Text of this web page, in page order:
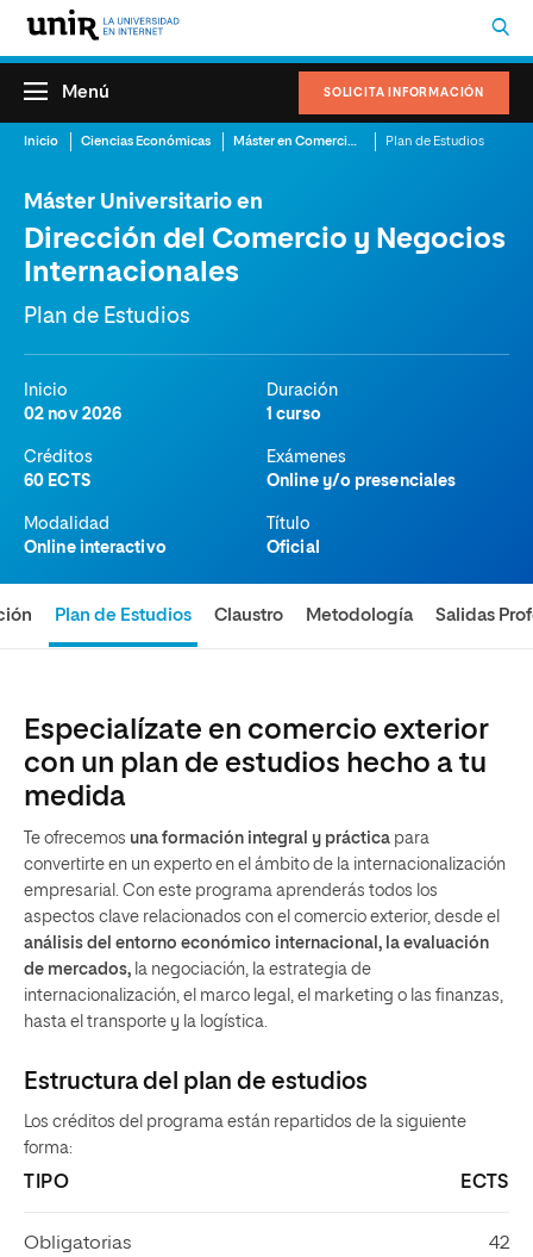
SOLICITA INFORMACIÓN
Menú
Inicio Ciencias Económicas Máster en Comercio Internacional Plan de Estudios
Máster Universitario en
Dirección del Comercio y Negocios
Internacionales
Plan de Estudios
Inicio
02 nov 2026
Duración
1 curso
Créditos
60 ECTS
Exámenes
Online y/o presenciales
Modalidad
Online interactivo
Título
Oficial
Plan de Estudios Claustro Metodología Salidas
Especialízate en comercio exterior
con un plan de estudios hecho a tu
medida
Te ofrecemos una formación integral y práctica para
convertirte en un experto en el ámbito de la internacionalización
empresarial. Con este programa aprenderás todos los
aspectos clave relacionados con el comercio exterior, desde el
análisis del entorno económico internacional, la evaluación
de mercados, la negociación, la estrategia de
internacionalización, el marco legal, el marketing o las finanzas,
hasta el transporte y la logística.
Estructura del plan de estudios
Los créditos del programa están repartidos de la siguiente
forma:
TIPO ECTS
Obligatorias 42